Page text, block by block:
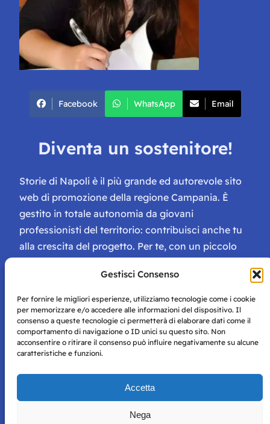
Gestisci Consenso
Per fornire le migliori esperienze, utilizziamo tecnologie come i cookie
per memorizzare e/o accedere alle informazioni del dispositivo. Il
consenso a queste tecnologie ci permetterà di elaborare dati come il
comportamento di navigazione o ID unici su questo sito. Non
acconsentire o ritirare il consenso può influire negativamente su alcune
caratteristiche e funzioni.
Accetta
Nega
Facebook WhatsApp Email
Diventa un sostenitore!
Storie di Napoli è il più grande ed autorevole sito
web di promozione della regione Campania. È
gestito in totale autonomia da giovani
professionisti del territorio: contribuisci anche tu
alla crescita del progetto. Per te, con un piccolo
tessera di Storie Campane, libri e magazine gratis
e inviti ad eventi esclusivi!
Storie di Napoli è una testata registrata presso il tribunale di
per mero scopo didattico e informativo.